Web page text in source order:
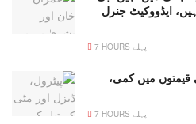
ایڈووکیٹ جنرل
7 HOURS پہلے
قیمتوں میں کمی،
7 HOURS پہلے